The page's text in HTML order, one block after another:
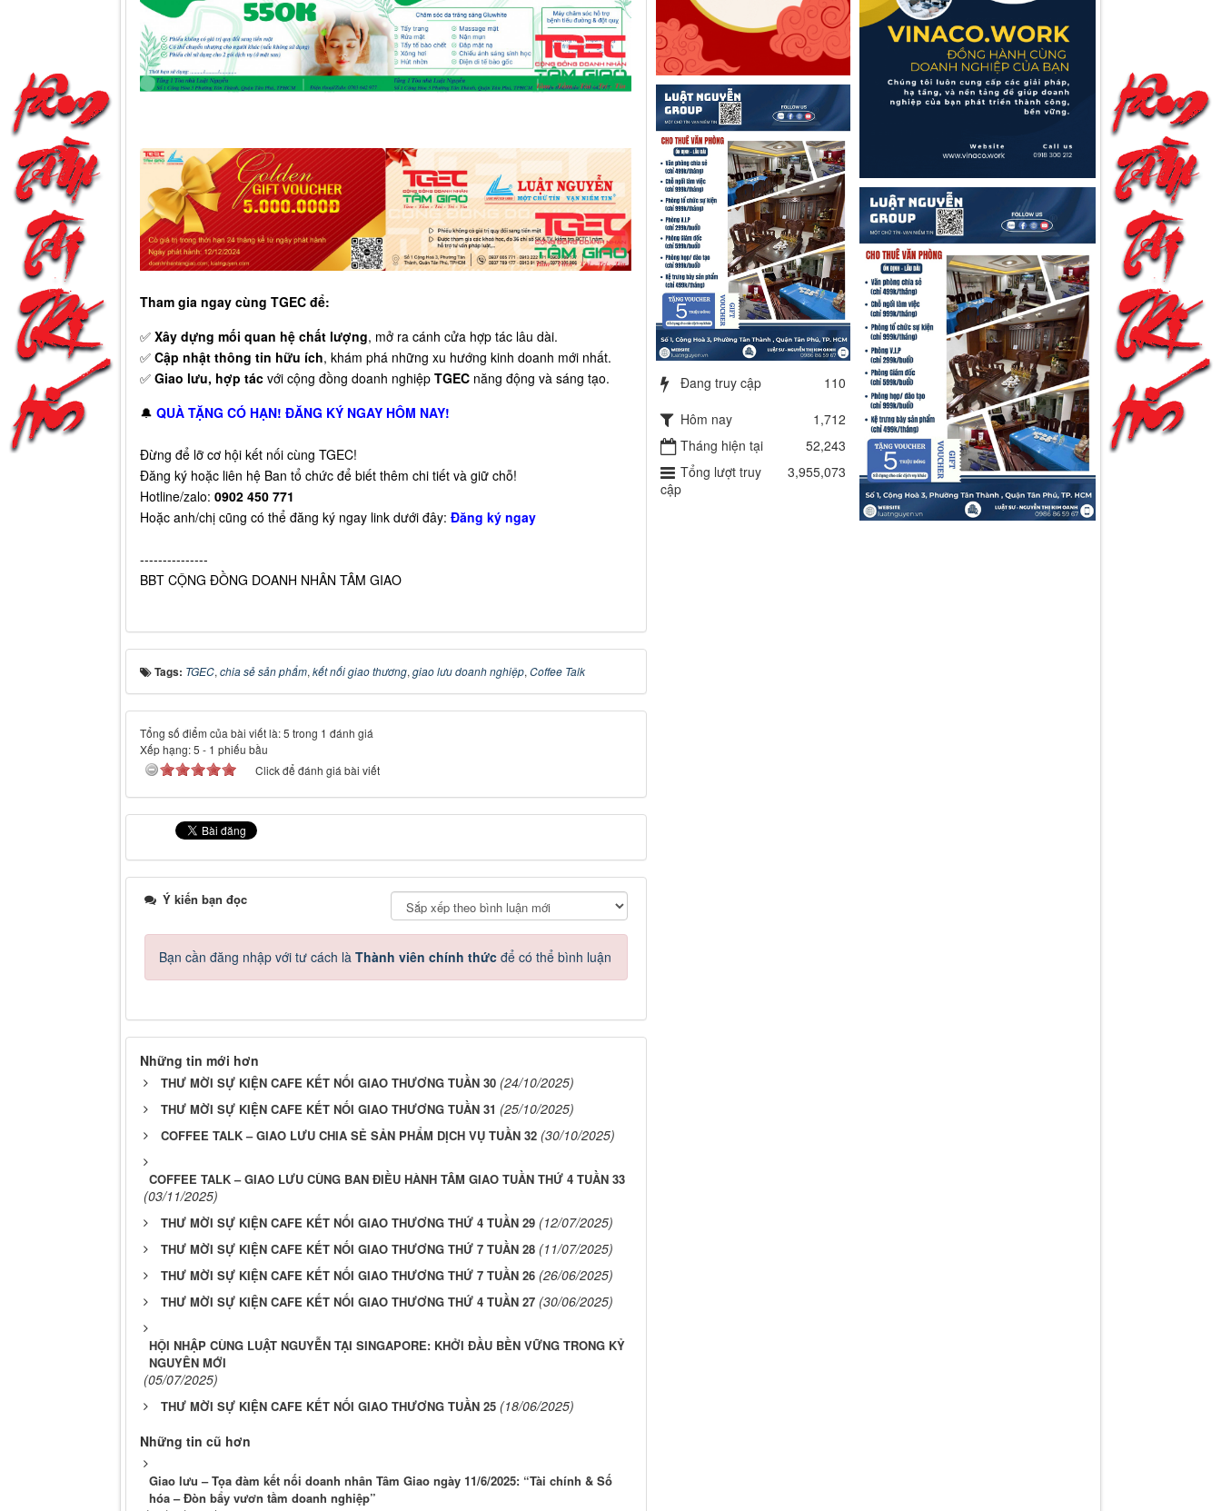
Tham gia ngay cùng TGEC để:
✅ Xây dựng mối quan hệ chất lượng, mở ra cánh cửa hợp tác lâu dài.
✅ Cập nhật thông tin hữu ích, khám phá những xu hướng kinh doanh mới nhất.
✅ Giao lưu, hợp tác với cộng đồng doanh nghiệp TGEC năng động và sáng tạo.
🔔 QUÀ TẶNG CÓ HẠN! ĐĂNG KÝ NGAY HÔM NAY!
Đừng để lỡ cơ hội kết nối cùng TGEC!
Đăng ký hoặc liên hệ Ban tổ chức để biết thêm chi tiết và giữ chỗ!
Hotline/zalo: 0902 450 771
Hoặc anh/chị cũng có thể đăng ký ngay link dưới đây: Đăng ký ngay
---------------
BBT CỘNG ĐỒNG DOANH NHÂN TÂM GIAO
Tags: TGEC,chia sẻ sản phẩm,kết nối giao thương,giao lưu doanh nghiệp,Coffee Talk
Tổng số điểm của bài viết là: 5 trong 1 đánh giá
Xếp hạng:5 - 1 phiếu bầu
Click để đánh giá bài viết
Ý kiến bạn đọc
Bạn cần đăng nhập với tư cách là Thành viên chính thức để có thể bình luận
Những tin mới hơn
THƯ MỜI SỰ KIỆN CAFE KẾT NỐI GIAO THƯƠNG TUẦN 30 (24/10/2025)
THƯ MỜI SỰ KIỆN CAFE KẾT NỐI GIAO THƯƠNG TUẦN 31 (25/10/2025)
COFFEE TALK – GIAO LƯU CHIA SẺ SẢN PHẨM DỊCH VỤ TUẦN 32 (30/10/2025)
COFFEE TALK – GIAO LƯU CÙNG BAN ĐIỀU HÀNH TÂM GIAO TUẦN THỨ 4 TUẦN 33
(03/11/2025)
THƯ MỜI SỰ KIỆN CAFE KẾT NỐI GIAO THƯƠNG THỨ 4 TUẦN 29 (12/07/2025)
THƯ MỜI SỰ KIỆN CAFE KẾT NỐI GIAO THƯƠNG THỨ 7 TUẦN 28 (11/07/2025)
THƯ MỜI SỰ KIỆN CAFE KẾT NỐI GIAO THƯƠNG THỨ 7 TUẦN 26 (26/06/2025)
THƯ MỜI SỰ KIỆN CAFE KẾT NỐI GIAO THƯƠNG THỨ 4 TUẦN 27 (30/06/2025)
HỘI NHẬP CÙNG LUẬT NGUYỄN TẠI SINGAPORE: KHỞI ĐẦU BỀN VỮNG TRONG KỶ
NGUYÊN MỚI
(05/07/2025)
THƯ MỜI SỰ KIỆN CAFE KẾT NỐI GIAO THƯƠNG TUẦN 25 (18/06/2025)
Những tin cũ hơn
Giao lưu – Tọa đàm kết nối doanh nhân Tâm Giao ngày 11/6/2025: “Tài chính & Số
hóa – Đòn bẩy vươn tầm doanh nghiệp”
Đang truy cập
110
Hôm nay
1,712
Tháng hiện tại
52,243
Tổng lượt truy
cập
3,955,073